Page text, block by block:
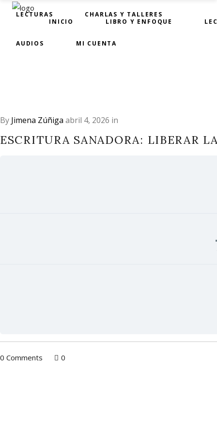
INICIO LIBRO Y ENFOQUE
LECTURAS CHARLAS Y TALLERES
AUDIOS MI CUENTA
By Jimena Zúñiga abril 4, 2026 in
ESCRITURA SANADORA: LIBERAR
0 Comments 0